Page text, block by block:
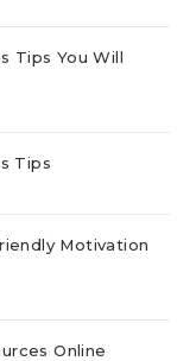
Tips You Will
Tips
Motivation
Online